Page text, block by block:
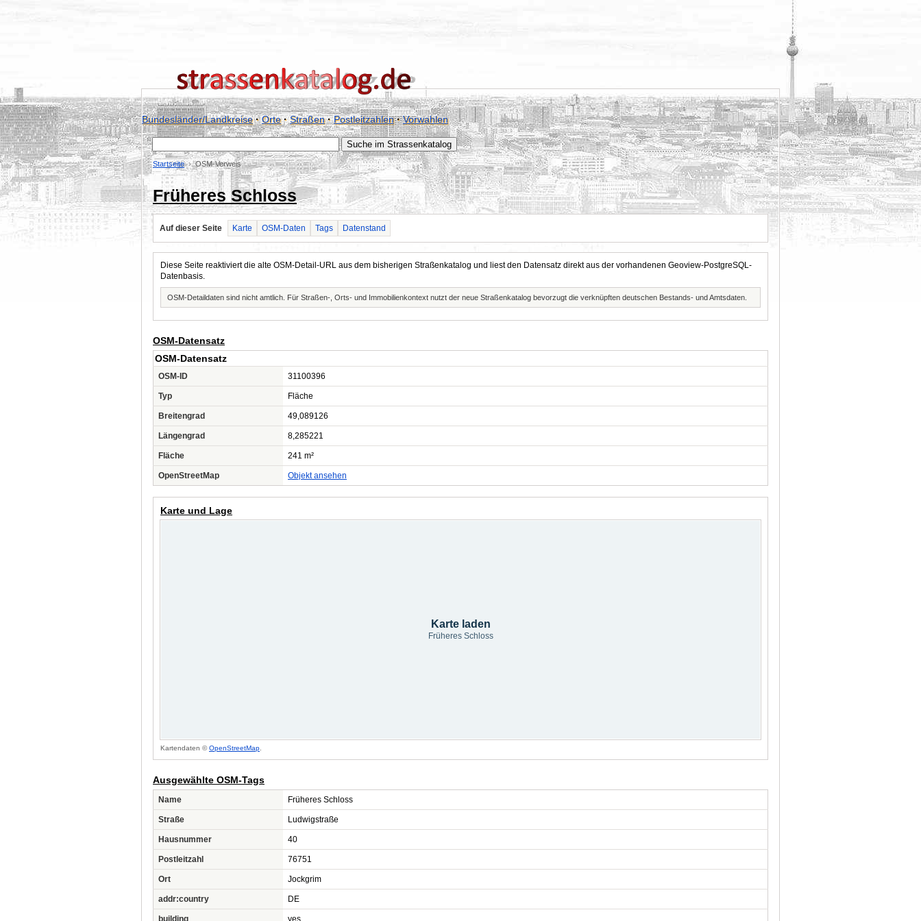
Bundesländer/Landkreise·Orte·Straßen·Postleitzahlen·Vorwahlen
Startseite OSM-Verweis
Früheres Schloss
Auf dieser Seite Karte OSM-Daten Tags Datenstand
Diese Seite reaktiviert die alte OSM-Detail-URL aus dem bisherigen Straßenkatalog und liest den Datensatz direkt aus der vorhandenen Geoview-PostgreSQL-
Datenbasis.
OSM-Detaildaten sind nicht amtlich. Für Straßen-, Orts- und Immobilienkontext nutzt der neue Straßenkatalog bevorzugt die verknüpften deutschen Bestands- und Amtsdaten.
OSM-Datensatz
OSM-Datensatz
OSM-ID 31100396
Typ Fläche
Breitengrad 49,089126
Längengrad 8,285221
Fläche 241 m²
OpenStreetMap Objekt ansehen
Karte und Lage
Karte laden
Früheres Schloss
Kartendaten ©OpenStreetMap
Ausgewählte OSM-Tags
Name Früheres Schloss
Straße Ludwigstraße
Hausnummer 40
Postleitzahl 76751
Ort Jockgrim
addr:country DE
building yes